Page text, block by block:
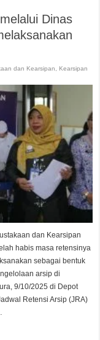
Dinas
dan Kearsipan
Kearsipan
dan Kearsipan
habis masa retensinya
sebagai bentuk
arsip di
9/10/2025 di Depot
Retensi Arsip (JRA)